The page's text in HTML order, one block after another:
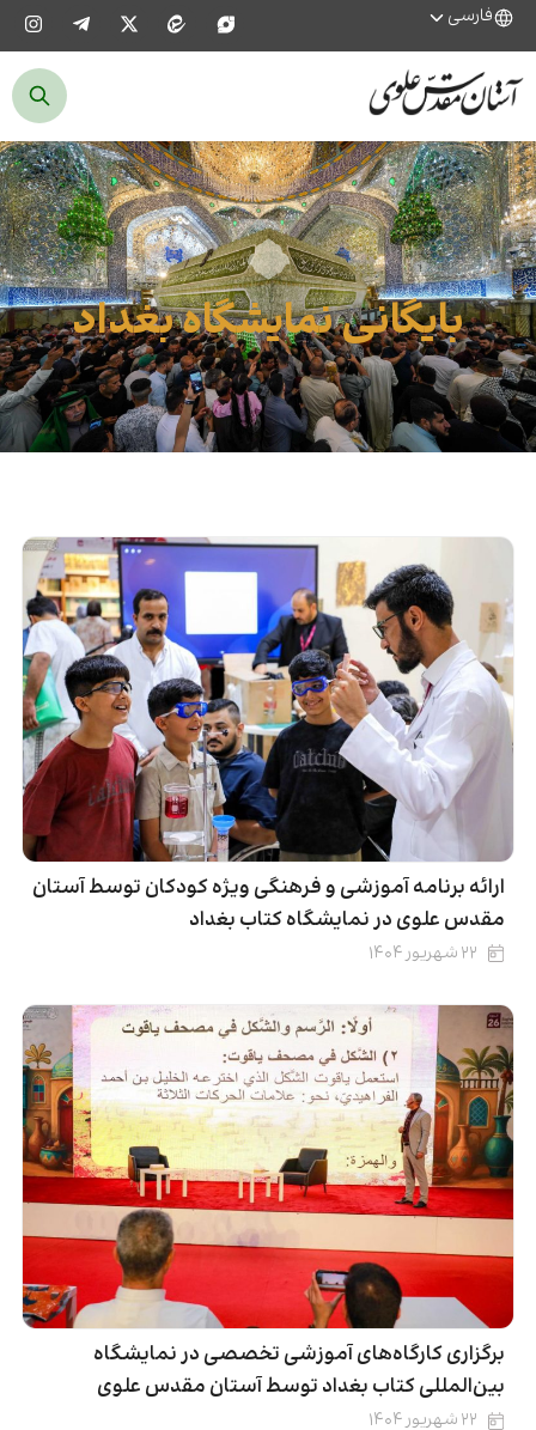
فارسی
بایگانی نمایشگاه بغداد
ارائه برنامه آموزشی و فرهنگی ویژه کودکان توسط آستان
مقدس علوی در نمایشگاه کتاب بغداد
۲۲ شهریور ۱۴۰۴
برگزاری کارگاه‌های آموزشی تخصصی در نمایشگاه
بین‌المللی کتاب بغداد توسط آستان مقدس علوی
۲۲ شهریور ۱۴۰۴